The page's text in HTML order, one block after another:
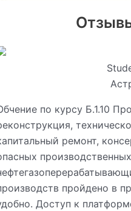
по курсу Б.1.10
ремонт,
пройдено в
Доступ к